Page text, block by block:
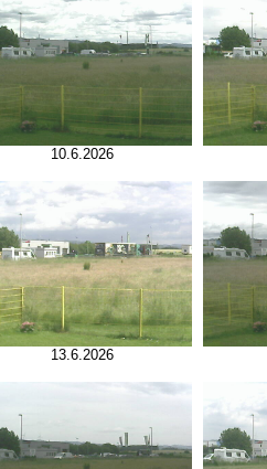
10.6.2026
13.6.2026